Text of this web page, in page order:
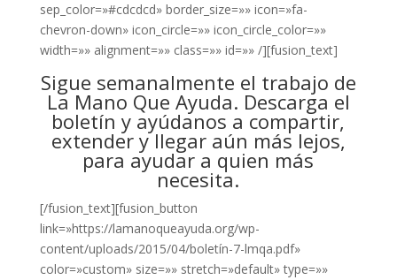
sep_color=»#cdcdcd» border_size=»» icon=»fa-
chevron-down» icon_circle=»» icon_circle_color=»»
width=»» alignment=»» class=»» id=»» /][fusion_text]
Sigue semanalmente el trabajo de
La Mano Que Ayuda. Descarga el
boletín y ayúdanos a compartir,
extender y llegar aún más lejos,
para ayudar a quien más
necesita.
[/fusion_text][fusion_button
link=»https://lamanoqueayuda.org/wp-
content/uploads/2015/04/boletín-7-lmqa.pdf»
color=»custom» size=»» stretch=»default» type=»»